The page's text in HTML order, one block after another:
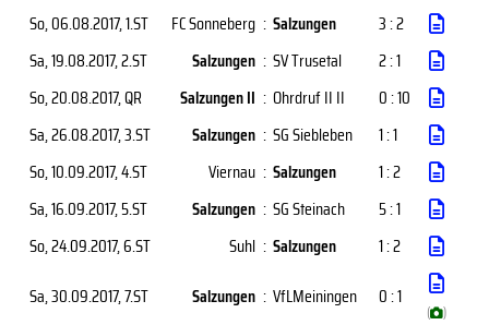
So, 06.08.2017, 1.ST FC Sonneberg : Salzungen
3 : 2
Sa, 19.08.2017, 2.ST Salzungen : SV Trusetal
2 : 1
So, 20.08.2017, QR Salzungen II : Ohrdruf II II
0 : 10
Sa, 26.08.2017, 3.ST Salzungen : SG Siebleben
1 : 1
So, 10.09.2017, 4.ST Viernau : Salzungen
1 : 2
Sa, 16.09.2017, 5.ST Salzungen : SG Steinach
5 : 1
So, 24.09.2017, 6.ST Suhl : Salzungen
1 : 2
Sa, 30.09.2017, 7.ST Salzungen : VfLMeiningen 0 : 1
( )